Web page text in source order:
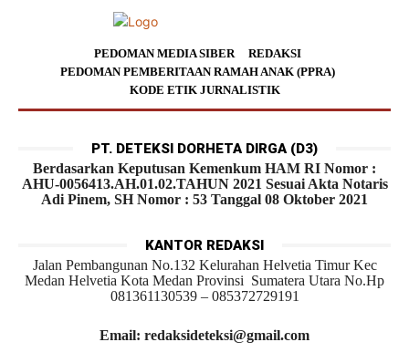
PEDOMAN MEDIA SIBER
REDAKSI
PEDOMAN PEMBERITAAN RAMAH ANAK (PPRA)
KODE ETIK JURNALISTIK
PT. DETEKSI DORHETA DIRGA (D3)
Berdasarkan Keputusan Kemenkum HAM RI Nomor :
AHU-0056413.AH.01.02.TAHUN 2021 Sesuai Akta Notaris
Adi Pinem, SH Nomor : 53 Tanggal 08 Oktober 2021
KANTOR REDAKSI
Jalan Pembangunan No.132 Kelurahan Helvetia Timur Kec
Medan Helvetia Kota Medan Provinsi Sumatera Utara No.Hp
081361130539 – 085372729191
Email: redaksideteksi@gmail.com